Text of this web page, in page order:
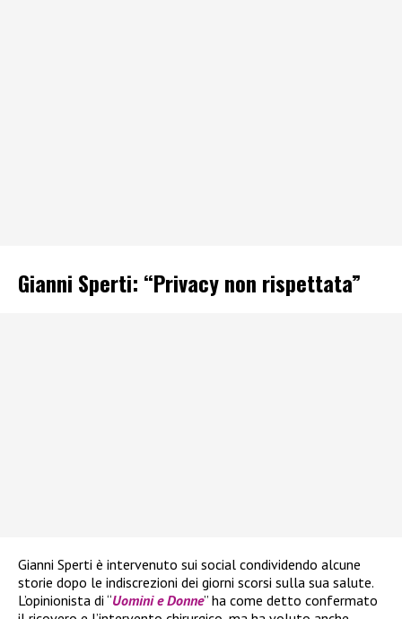
Gianni Sperti: “Privacy non rispettata”
Gianni Sperti è intervenuto sui social condividendo alcune
storie dopo le indiscrezioni dei giorni scorsi sulla sua salute.
L’opinionista di “Uomini e Donne” ha come detto confermato